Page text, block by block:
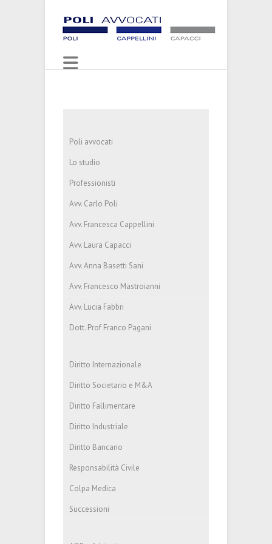
Poli avvocati
Lo studio
Professionisti
Avv. Carlo Poli
Avv. Francesca Cappellini
Avv. Laura Capacci
Avv. Anna Basetti Sani
Avv. Francesco Mastroianni
Avv. Lucia Fabbri
Dott. Prof Franco Pagani
Diritto Internazionale
Diritto Societario e M&A
Diritto Fallimentare
Diritto Industriale
Diritto Bancario
Responsabilità Civile
Colpa Medica
Successioni